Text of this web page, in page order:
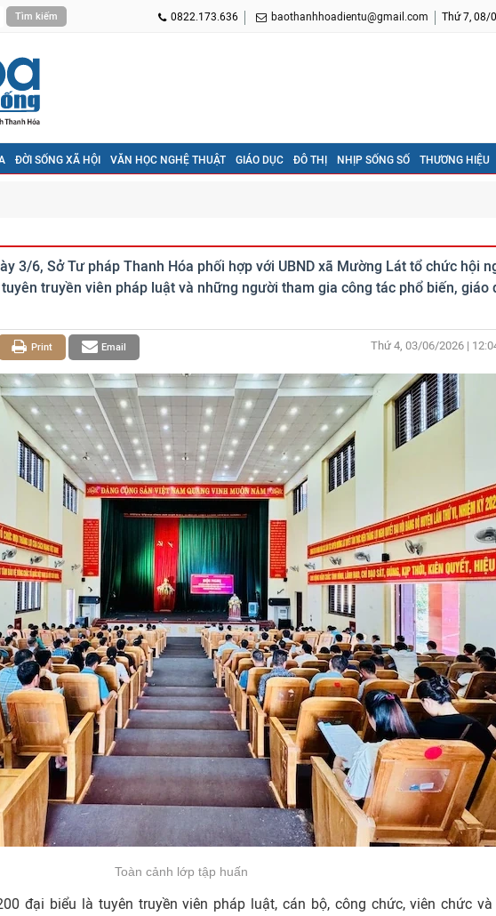
0822.173.636 baothanhhoadientu@gmail.com Thứ 7, 08/
ĐỜI SỐNG XÃ HỘI VĂN HỌC NGHỆ THUẬT GIÁO DỤC ĐÔ THỊ NHỊP SỐNG SỐ THƯƠNG HIỆU
3/6, Sở Tư pháp Thanh Hóa phối hợp với UBND xã Mường Lát tổ chức hội
truyền viên pháp luật và những người tham gia công tác phổ biến, giáo
Email
Print Thứ 4, 03/06/2026 |
Toàn cảnh lớp tập huấn
đại biểu là tuyên truyền viên pháp luật, cán bộ, công chức, viên chức và